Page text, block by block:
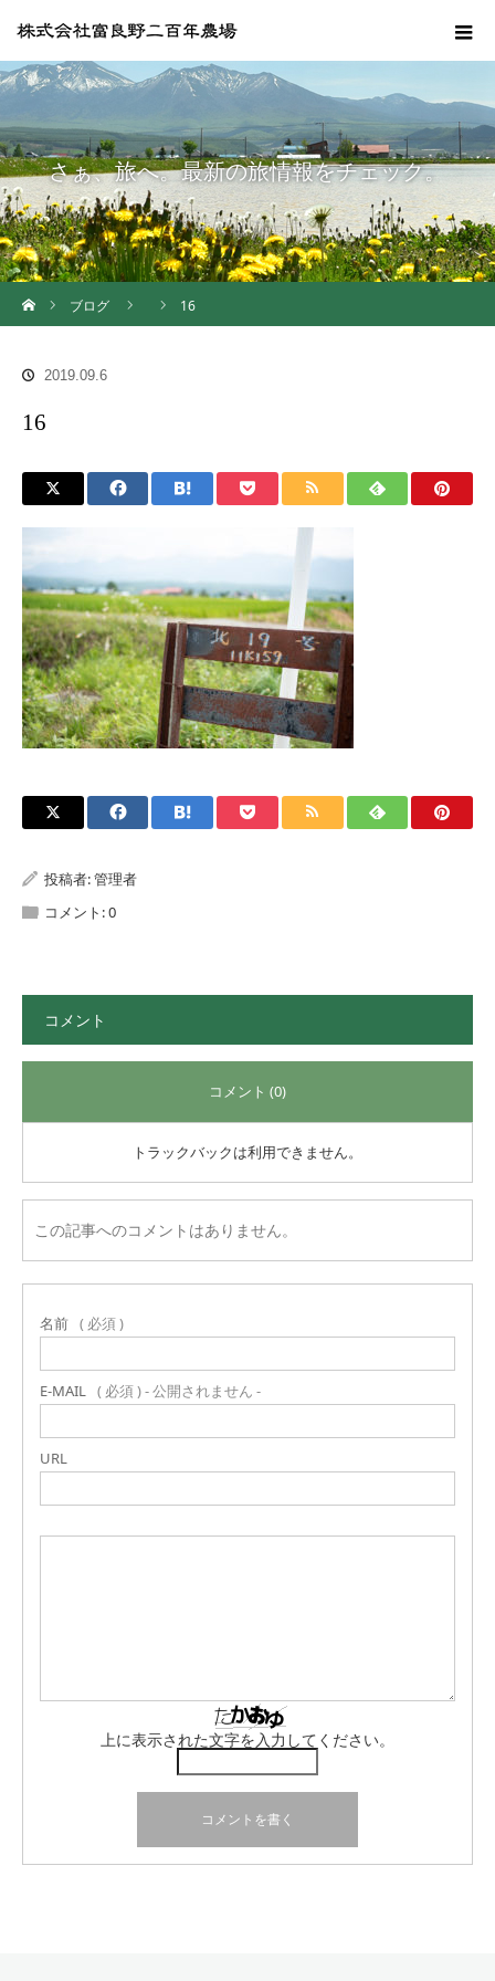
さぁ、旅へ。最新の旅情報をチェック。
ブログ
16
2019.09.6
16
投稿者:管理者
コメント:0
コメント
コメント (0)
トラックバックは利用できません。
この記事へのコメントはありません。
名前 ( 必須 )
E-MAIL ( 必須 ) - 公開されません -
URL
上に表示された文字を入力してください。